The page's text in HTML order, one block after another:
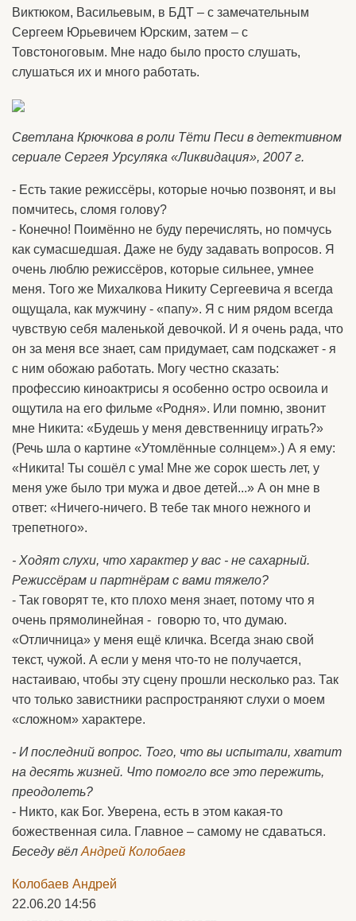
Виктюком, Васильевым, в БДТ – с замечательным
Сергеем Юрьевичем Юрским, затем – с
Товстоноговым. Мне надо было просто слушать,
слушаться их и много работать.
Светлана Крючкова в роли Тёти Песи в детективном
сериале Сергея Урсуляка «Ликвидация», 2007 г.
- Есть такие режиссёры, которые ночью позвонят, и вы
помчитесь, сломя голову?
- Конечно! Поимённо не буду перечислять, но помчусь
как сумасшедшая. Даже не буду задавать вопросов. Я
очень люблю режиссёров, которые сильнее, умнее
меня. Того же Михалкова Никиту Сергеевича я всегда
ощущала, как мужчину - «папу». Я с ним рядом всегда
чувствую себя маленькой девочкой. И я очень рада, что
он за меня все знает, сам придумает, сам подскажет - я
с ним обожаю работать. Могу честно сказать:
профессию киноактрисы я особенно остро освоила и
ощутила на его фильме «Родня». Или помню, звонит
мне Никита: «Будешь у меня девственницу играть?»
(Речь шла о картине «Утомлённые солнцем».) А я ему:
«Никита! Ты сошёл с ума! Мне же сорок шесть лет, у
меня уже было три мужа и двое детей...» А он мне в
ответ: «Ничего-ничего. В тебе так много нежного и
трепетного».
- Ходят слухи, что характер у вас - не сахарный.
Режиссёрам и партнёрам с вами тяжело?
- Так говорят те, кто плохо меня знает, потому что я
очень прямолинейная - говорю то, что думаю.
«Отличница» у меня ещё кличка. Всегда знаю свой
текст, чужой. А если у меня что-то не получается,
настаиваю, чтобы эту сцену прошли несколько раз. Так
что только завистники распространяют слухи о моем
«сложном» характере.
- И последний вопрос. Того, что вы испытали, хватит
на десять жизней. Что помогло все это пережить,
преодолеть?
- Никто, как Бог. Уверена, есть в этом какая-то
божественная сила. Главное – самому не сдаваться.
Беседу вёл Андрей Колобаев
Колобаев Андрей
22.06.20 14:56